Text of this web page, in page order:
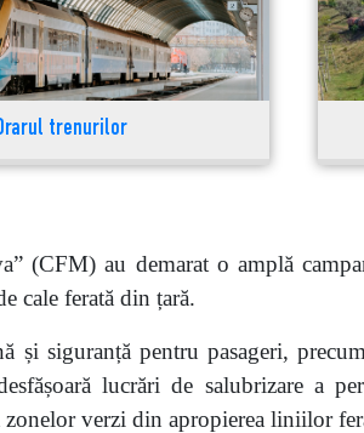
trenurilor
(CFM) au demarat o amplă
cale ferată din țară.
și siguranță pentru pasageri,
lucrări de salubrizare a
zonelor verzi din apropierea liniilor